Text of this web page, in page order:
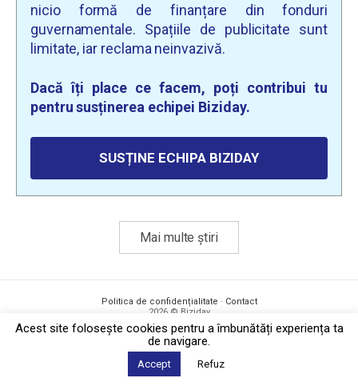
nicio formă de finanțare din fonduri
guvernamentale. Spațiile de publicitate sunt
limitate, iar reclama neinvazivă.
Dacă îți place ce facem, poți contribui tu
pentru susținerea echipei Biziday.
SUSȚINE ECHIPA BIZIDAY
Mai multe știri
Politica de confidențialitate · Contact
2026 © Biziday
Acest site foloseşte cookies pentru a îmbunătăți experiența ta
de navigare.
Accept Refuz